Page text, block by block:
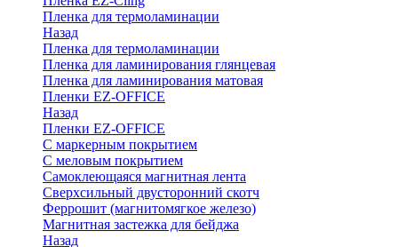
Пленка для термоламинации
Назад
Пленка для термоламинации
Пленка для ламинирования глянцевая
Пленка для ламинирования матовая
Пленки EZ-OFFICE
Назад
Пленки EZ-OFFICE
С маркерным покрытием
С меловым покрытием
Самоклеющаяся магнитная лента
Сверхсильный двусторонний скотч
Феррошит (магнитомягкое железо)
Магнитная застежка для бейджа
Назад